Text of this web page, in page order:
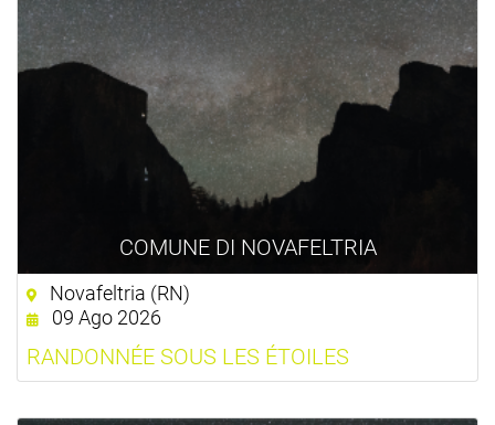
COMUNE DI NOVAFELTRIA
Novafeltria (RN)
09 Ago 2026
RANDONNÉE SOUS LES ÉTOILES